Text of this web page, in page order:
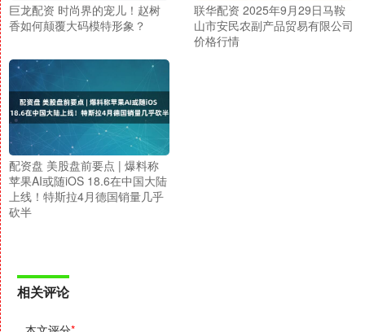
巨龙配资 时尚界的宠儿！赵树
香如何颠覆大码模特形象？
联华配资 2025年9月29日马鞍
山市安民农副产品贸易有限公司
价格行情
配资盘 美股盘前要点 | 爆料称
苹果AI或随iOS 18.6在中国大陆
上线！特斯拉4月德国销量几乎
砍半
相关评论